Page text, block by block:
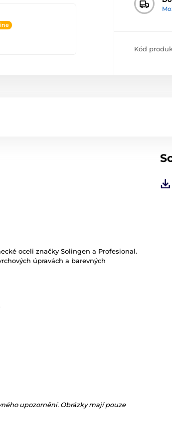
Kód
oceli značky Solingen a Profesional.
úpravách a barevných
upozornění. Obrázky mají pouze